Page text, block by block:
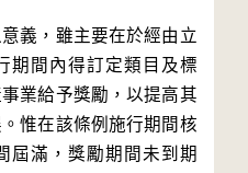
義，雖主要在於經由立
期間內得訂定類目及標
業給予獎勵，以提高其
惟在該條例施行期間核
屆滿，獎勵期間未到期